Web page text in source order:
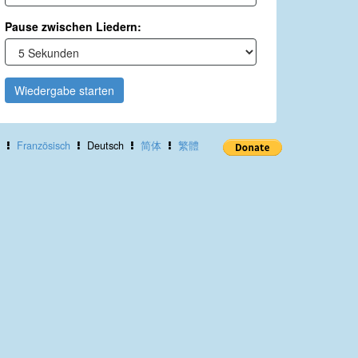
Pause zwischen Liedern:
Wiedergabe starten
Französisch Deutsch 简体 繁體